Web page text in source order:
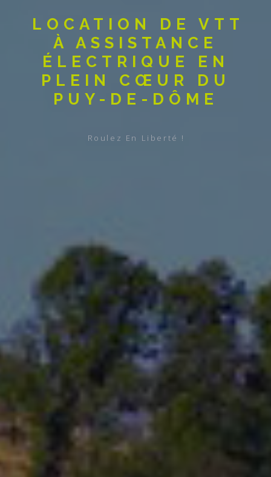
LOCATION DE VTT
À ASSISTANCE
ÉLECTRIQUE EN
PLEIN CŒUR DU
PUY-DE-DÔME
Roulez En Liberté !